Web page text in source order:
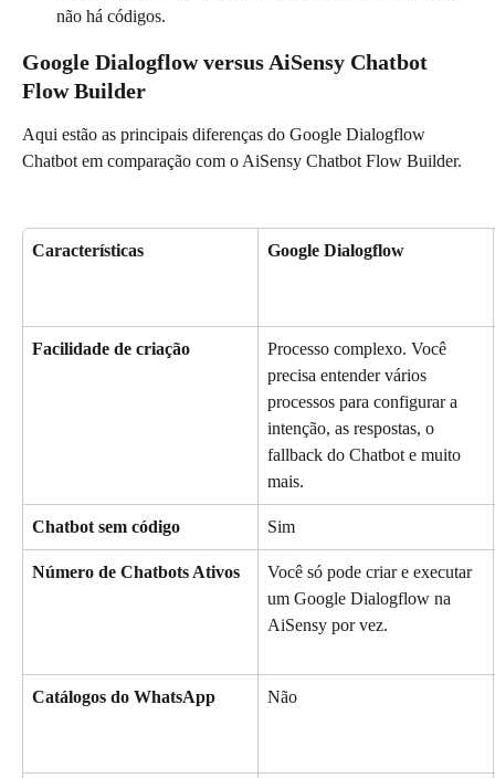
não há códigos.
Google Dialogflow versus AiSensy Chatbot
Flow Builder
Aqui estão as principais diferenças do Google Dialogflow
Chatbot em comparação com o AiSensy Chatbot Flow Builder.
Características Google Dialogflow
Facilidade de criação
Processo complexo. Você
precisa entender vários
processos para configurar a
intenção, as respostas, o
fallback do Chatbot e muito
mais.
Chatbot sem código Sim
Número de Chatbots Ativos
Você só pode criar e executar
um Google Dialogflow na
AiSensy por vez.
Catálogos do WhatsApp Não